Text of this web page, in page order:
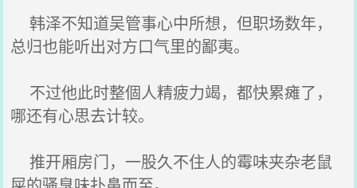
韩泽不知道吴管事心中所想，但职场数年，
总归也能听出对方口气里的鄙夷。
不过他此时整個人精疲力竭，都快累瘫了，
哪还有心思去计较。
推开厢房门，一股久不住人的霉味夹杂老鼠